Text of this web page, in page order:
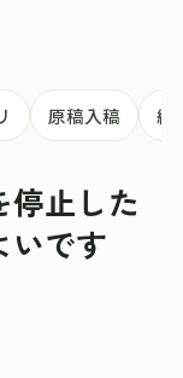
原稿入稿 納
停止した
いです